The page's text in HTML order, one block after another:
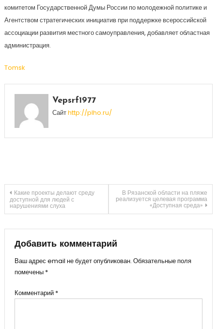
комитетом Государственной Думы России по молодежной политике и
Агентством стратегических инициатив при поддержке всероссийской
ассоциации развития местного самоуправления, добавляет областная
администрация.
Tomsk
Vepsrf1977
Сайтhttp://plho.ru/
Навигация
по
записям
Какие проекты делают среду
доступной для людей с
нарушениями слуха
В Рязанской области на пляже
реализуется целевая программа
«Доступная среда»
Добавить комментарий
Ваш адрес email не будет опубликован. Обязательные поля
помечены *
Комментарий *